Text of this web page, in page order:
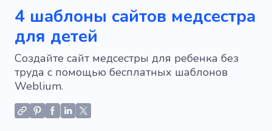
4 шаблоны сайтов медсестра
для детей
Создайте сайт медсестры для ребенка без
труда с помощью бесплатных шаблонов
Weblium.